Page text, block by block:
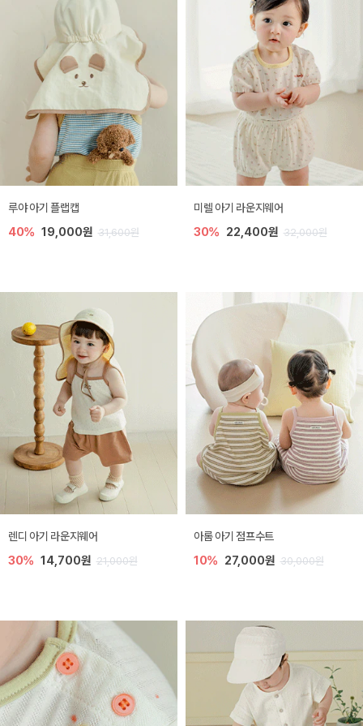
루야 아기 플랩캡
40% 19,000원 31,600원
미렐 아기 라운지웨어
30% 22,400원 32,000원
렌디 아기 라운지웨어
30% 14,700원 21,000원
아롬 아기 점프수트
10% 27,000원 30,000원